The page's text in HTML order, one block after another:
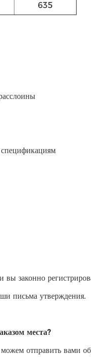
635
законно
письма утверждения.
места?
отправить вами